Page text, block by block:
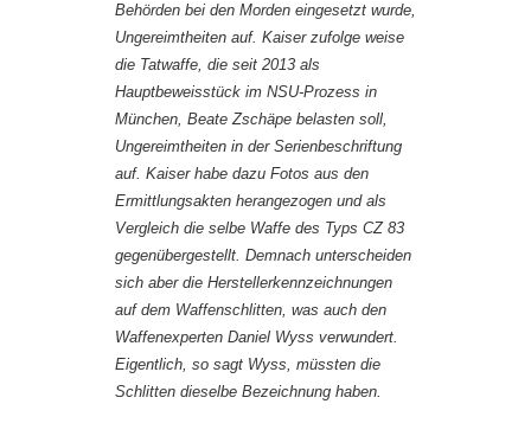
Behörden bei den Morden eingesetzt wurde,
Ungereimtheiten auf. Kaiser zufolge weise
die Tatwaffe, die seit 2013 als
Hauptbeweisstück im NSU-Prozess in
München, Beate Zschäpe belasten soll,
Ungereimtheiten in der Serienbeschriftung
auf. Kaiser habe dazu Fotos aus den
Ermittlungsakten herangezogen und als
Vergleich die selbe Waffe des Typs CZ 83
gegenübergestellt. Demnach unterscheiden
sich aber die Herstellerkennzeichnungen
auf dem Waffenschlitten, was auch den
Waffenexperten Daniel Wyss verwundert.
Eigentlich, so sagt Wyss, müssten die
Schlitten dieselbe Bezeichnung haben.